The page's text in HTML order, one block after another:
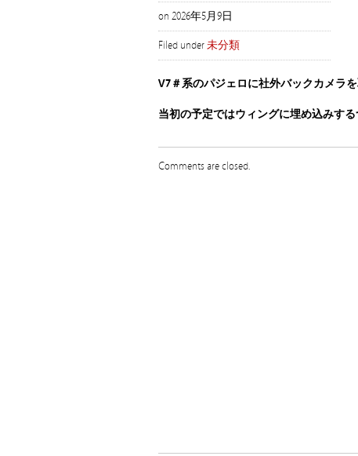
on 2026年5月9日
Filed under未分類
V7＃系のパジェロに社外バックカメラを
当初の予定ではウィングに埋め込みす
Comments are closed.